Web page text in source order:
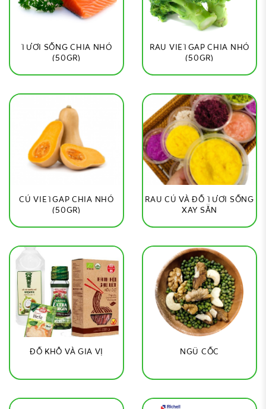
TƯƠI SỐNG CHIA NHỎ
(50GR)
RAU VIETGAP CHIA NHỎ
(50GR)
CỦ VIETGAP CHIA NHỎ
(50GR)
RAU CỦ VÀ ĐỒ TƯƠI SỐNG
XAY SẴN
ĐỒ KHÔ VÀ GIA VỊ NGŨ CỐC